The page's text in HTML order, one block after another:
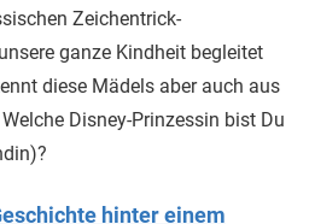
Zeichentrick-
ganze Kindheit begleitet
diese Mädels aber auch aus
Disney-Prinzessin bist Du
hinter einem